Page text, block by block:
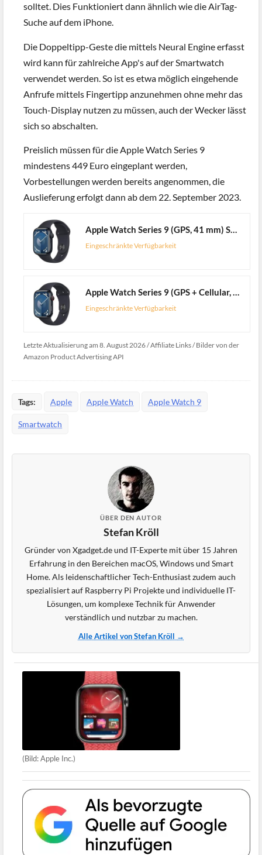
solltet. Dies Funktioniert dann ähnlich wie die AirTag-
Suche auf dem iPhone.
Die Doppeltipp-Geste die mittels Neural Engine erfasst
wird kann für zahlreiche App's auf der Smartwatch
verwendet werden. So ist es etwa möglich eingehende
Anfrufe mittels Fingertipp anzunehmen ohne mehr das
Touch-Display nutzen zu müssen, auch der Wecker lässt
sich so abschalten.
Preislich müssen für die Apple Watch Series 9
mindestens 449 Euro eingeplant werden,
Vorbestellungen werden bereits angenommen, die
Auslieferung erfolgt dann ab dem 22. September 2023.
Apple Watch Series 9 (GPS, 41 mm) Smartwatch mit Aluminiumgehäuse und Sportarmband S/M in Mitternacht. Fitnesstracker, Blutsauerstoff und EKG Apps, Always-On Retina Display, Wasserschutz
Eingeschränkte Verfügbarkeit
Apple Watch Series 9 (GPS + Cellular, 45 mm) Smartwatch mit Aluminiumgehäuse und Sportarmband M/L in Mitternacht. Fitnesstracker, Blutsauerstoff und EKG Apps, Always-On Retina Display, Wasserschutz
Eingeschränkte Verfügbarkeit
Letzte Aktualisierung am 8. August 2026 / Affiliate Links / Bilder von der
Amazon Product Advertising API
Tags: Apple Apple Watch Apple Watch 9
Smartwatch
ÜBER DEN AUTOR
Stefan Kröll
Gründer von Xgadget.de und IT-Experte mit über 15 Jahren
Erfahrung in den Bereichen macOS, Windows und Smart
Home. Als leidenschaftlicher Tech-Enthusiast zudem auch
spezialisiert auf Raspberry Pi Projekte und individuelle IT-
Lösungen, um komplexe Technik für Anwender
verständlich und nutzbar zu machen.
Alle Artikel von Stefan Kröll →
(Bild: Apple Inc.)